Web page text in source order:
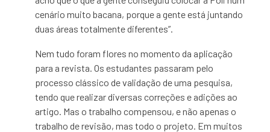
cenário muito bacana, porque a gente está juntando
duas áreas totalmente diferentes”.
Nem tudo foram flores no momento da aplicação
para a revista. Os estudantes passaram pelo
processo clássico de validação de uma pesquisa,
tendo que realizar diversas correções e adições ao
artigo. Mas o trabalho compensou, e não apenas o
trabalho de revisão, mas todo o projeto. Em muitos